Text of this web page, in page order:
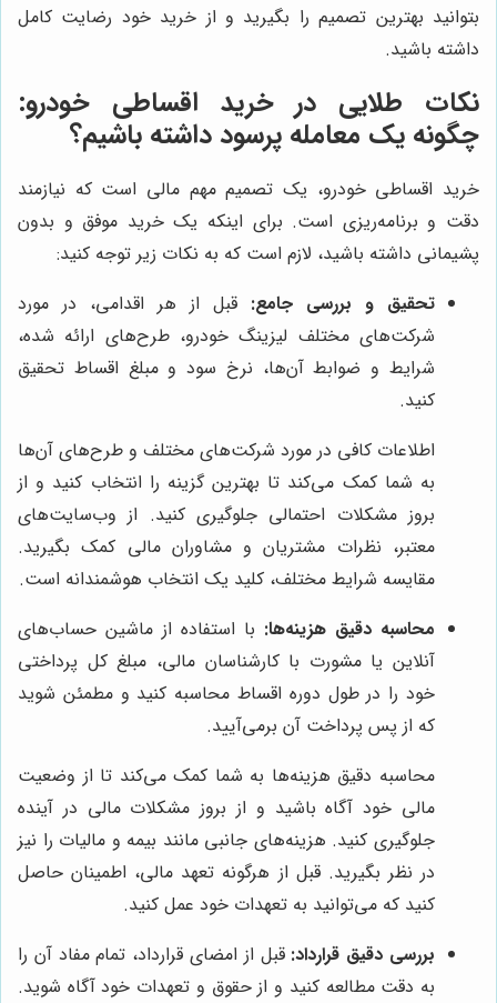
بتوانید بهترین تصمیم را بگیرید و از خرید خود رضایت کامل
داشته باشید.
نکات طلایی در خرید اقساطی خودرو:
چگونه یک معامله پرسود داشته باشیم؟
خرید اقساطی خودرو، یک تصمیم مهم مالی است که نیازمند
دقت و برنامه‌ریزی است. برای اینکه یک خرید موفق و بدون
پشیمانی داشته باشید، لازم است که به نکات زیر توجه کنید:
تحقیق و بررسی جامع: قبل از هر اقدامی، در مورد
شرکت‌های مختلف لیزینگ خودرو، طرح‌های ارائه شده،
شرایط و ضوابط آن‌ها، نرخ سود و مبلغ اقساط تحقیق
کنید.
اطلاعات کافی در مورد شرکت‌های مختلف و طرح‌های آن‌ها
به شما کمک می‌کند تا بهترین گزینه را انتخاب کنید و از
بروز مشکلات احتمالی جلوگیری کنید. از وب‌سایت‌های
معتبر، نظرات مشتریان و مشاوران مالی کمک بگیرید.
مقایسه شرایط مختلف، کلید یک انتخاب هوشمندانه است.
محاسبه دقیق هزینه‌ها: با استفاده از ماشین حساب‌های
آنلاین یا مشورت با کارشناسان مالی، مبلغ کل پرداختی
خود را در طول دوره اقساط محاسبه کنید و مطمئن شوید
که از پس پرداخت آن برمی‌آیید.
محاسبه دقیق هزینه‌ها به شما کمک می‌کند تا از وضعیت
مالی خود آگاه باشید و از بروز مشکلات مالی در آینده
جلوگیری کنید. هزینه‌های جانبی مانند بیمه و مالیات را نیز
در نظر بگیرید. قبل از هرگونه تعهد مالی، اطمینان حاصل
کنید که می‌توانید به تعهدات خود عمل کنید.
بررسی دقیق قرارداد: قبل از امضای قرارداد، تمام مفاد آن را
به دقت مطالعه کنید و از حقوق و تعهدات خود آگاه شوید.